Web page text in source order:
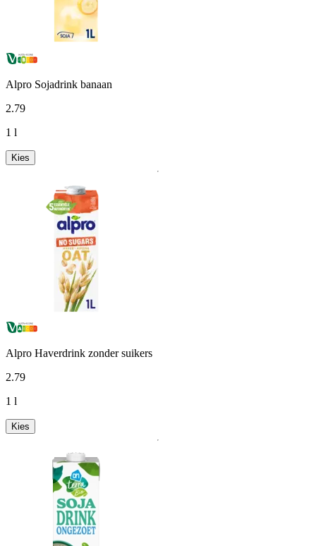
Alpro Sojadrink banaan
2.79
1 l
Kies
Alpro Haverdrink zonder suikers
2.79
1 l
Kies